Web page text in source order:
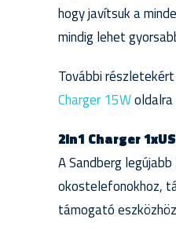
hogy javítsuk a
mindig lehet
További
Charger 15W
2in1 Charger
A Sandberg
okostelefonokhoz,
támogató